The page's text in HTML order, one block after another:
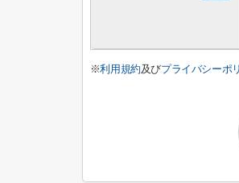
※利用規約及びプライバシーポ